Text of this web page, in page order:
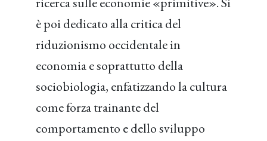
è poi dedicato alla critica del
riduzionismo occidentale in
economia e soprattutto della
sociobiologia, enfatizzando la cultura
come forza trainante del
comportamento e dello sviluppo